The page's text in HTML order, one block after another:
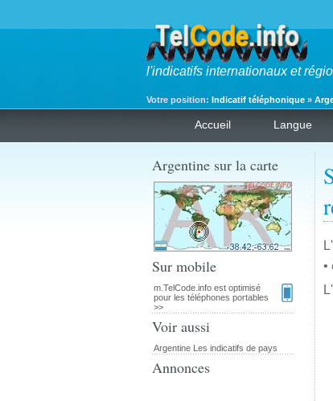
l'indicatifs internationaux et
Votre position: Indicatif téléphonique »
Accueil Langue
•
Argentine sur la carte
Sur mobile
m.TelCode.info est optimisé
pour les téléphones portables
>>
Voir aussi
Argentine Les indicatifs de pays
Annonces